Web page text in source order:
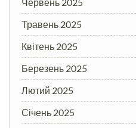
Травень 2025
Квітень 2025
Березень 2025
Лютий 2025
Січень 2025